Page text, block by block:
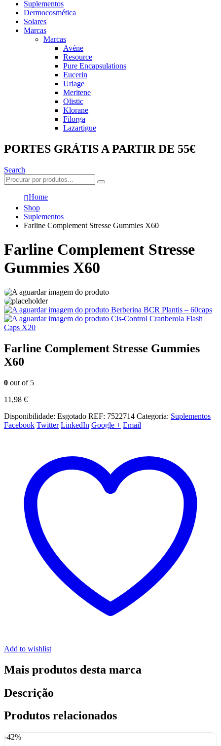
Suplementos
Dermocosmética
Solares
Marcas
Marcas
Avéne
Resource
Pure Encapsulations
Eucerin
Uriage
Meritene
Olistic
Klorane
Filorga
Lazartigue
PORTES GRÁTIS A PARTIR DE 55€
Search
Home
Shop
Suplementos
Farline Complement Stresse Gummies X60
Farline Complement Stresse
Gummies X60
Berberina BCR Plantis – 60caps
Cis-Control Cranberola Flash
Caps X20
Farline Complement Stresse Gummies
X60
0 out of 5
11,98 €
Disponibilidade: Esgotado REF: 7522714 Categoria: Suplementos
Facebook Twitter LinkedIn Google + Email
Add to wishlist
Mais produtos desta marca
Descrição
Produtos relacionados
-42%